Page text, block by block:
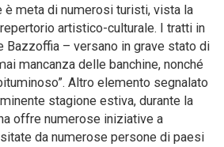
è meta di numerosi turisti, vista la
artistico-culturale. I tratti in
Bazzoffia – versano in grave stato di
mancanza delle banchine, nonché
Altro elemento segnalato
stagione estiva, durante la
offre numerose iniziative a
da numerose persone di paesi